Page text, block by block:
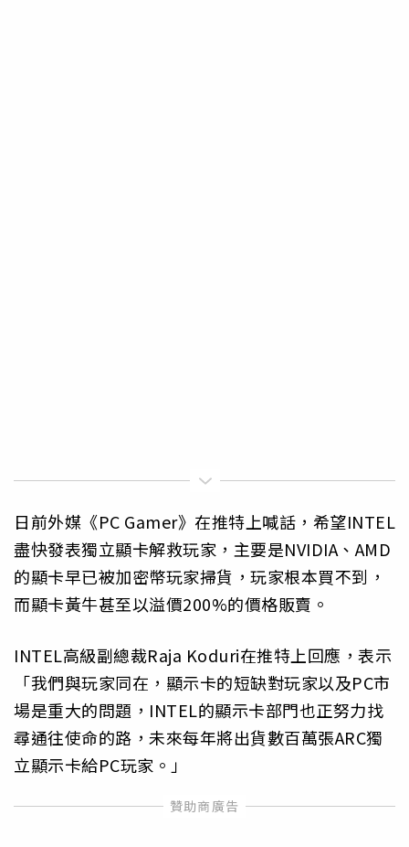
日前外媒《PC Gamer》在推特上喊話，希望INTEL
盡快發表獨立顯卡解救玩家，主要是NVIDIA、AMD
的顯卡早已被加密幣玩家掃貨，玩家根本買不到，
而顯卡黃牛甚至以溢價200%的價格販賣。
INTEL高級副總裁Raja Koduri在推特上回應，表示
「我們與玩家同在，顯示卡的短缺對玩家以及PC市
場是重大的問題，INTEL的顯示卡部門也正努力找
尋通往使命的路，未來每年將出貨數百萬張ARC獨
立顯示卡給PC玩家。」